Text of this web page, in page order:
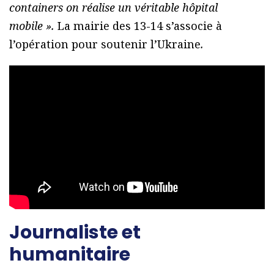
containers on réalise un véritable hôpital
mobile ». La mairie des 13-14 s’associe à
l’opération pour soutenir l’Ukraine.
Journaliste et
humanitaire